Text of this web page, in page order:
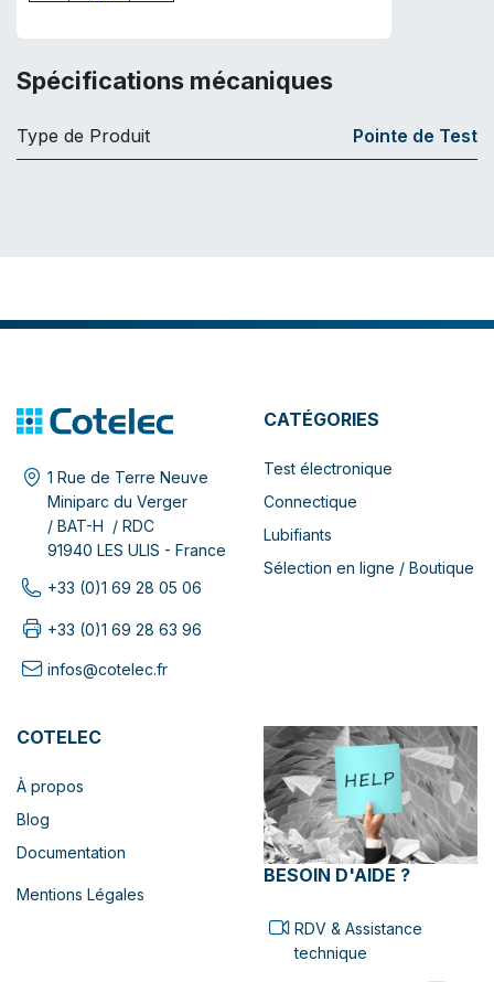
Spécifications mécaniques
Type de Produit Pointe de Test
1 Rue de Terre Neuve
Miniparc du Verger
/ BAT-H / RDC
91940 LES ULIS - France
+33 (0)1 69 28 05 06
+33 (0)1 69 28 63 96
infos@cotelec.fr
CATÉGORIES
Test électronique
Connectique
Lubifiants
Sélection en ligne / Boutique
COTELEC
À propos
Blog
Documentation
Mentions Légales
BESOIN D'AIDE ?
RDV & Assistance
technique